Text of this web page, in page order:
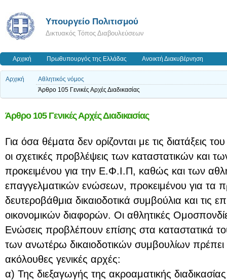
Υπουργείο Πολιτισμού
Δικτυακός Τόπος Διαβουλεύσεων
Αρχική Πρωθυπουργός της Ελλάδας Ανοικτή Διακυβέρνηση
Αρχική
Αθλητικός νόμος
Άρθρο 105 Γενικές Αρχές Διαδικασίας
Άρθρο 105 Γενικές Αρχές Διαδικασίας
Για όσα θέματα δεν ορίζονται με τις διατάξεις
οι σχετικές προβλέψεις των καταστατικών και
προκειμένου για την Ε.Φ.Ι.Π, καθώς και των
επαγγελματικών ενώσεων, προκειμένου για τα
δευτεροβάθμια δικαιοδοτικά συμβούλια και τις
οικονομικών διαφορών. Οι αθλητικές
Ενώσεις προβλέπουν επίσης στα καταστατικά
των ανωτέρω δικαιοδοτικών συμβουλίων πρέπει
ακόλουθες γενικές αρχές:
α) Της διεξαγωγής της ακροαματικής